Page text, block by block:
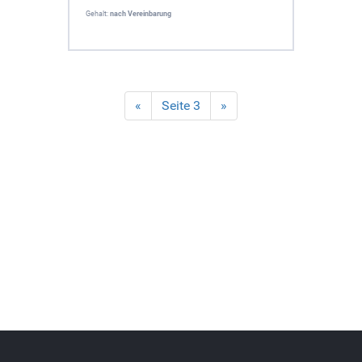
Gehalt: nach Vereinbarung
« Seite 3 »